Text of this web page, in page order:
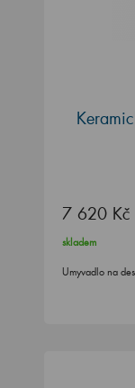
7 620 Kč
skladem
Umyvadlo na